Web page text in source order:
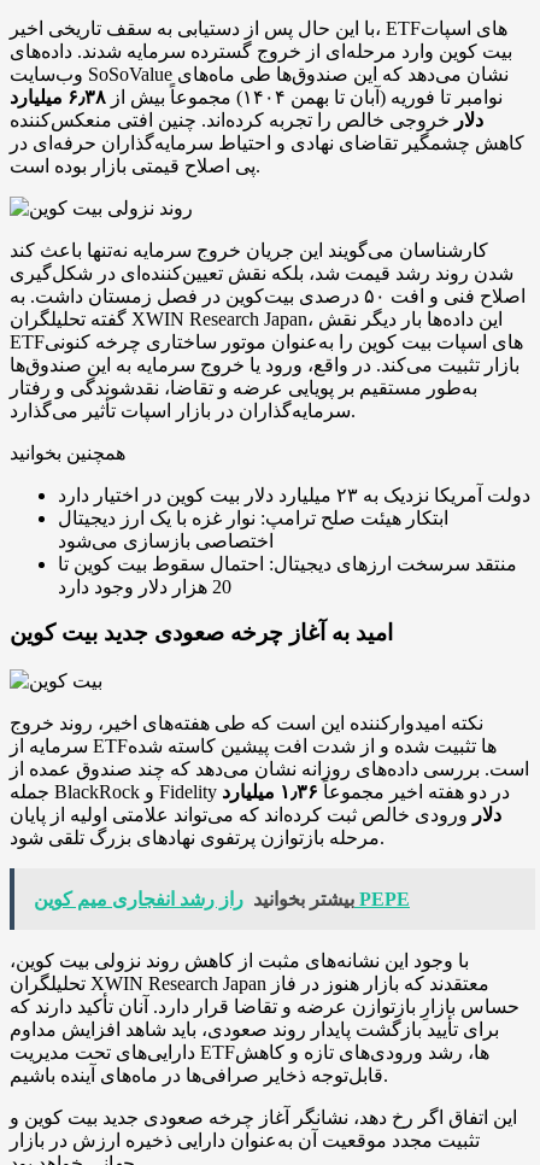
با این حال پس از دستیابی به سقف تاریخی اخیر، ETFهای اسپات
بیت‌ کوین وارد مرحله‌ای از خروج گسترده سرمایه شدند. داده‌های
وب‌سایت SoSoValue نشان می‌دهد که این صندوق‌ها طی ماه‌های
نوامبر تا فوریه (آبان تا بهمن ۱۴۰۴) مجموعاً بیش از
۶٫۳۸ میلیارد
دلار خروجی خالص را تجربه کرده‌اند. چنین افتی منعکس‌کننده
کاهش چشمگیر تقاضای نهادی و احتیاط سرمایه‌گذاران حرفه‌ای در
پی اصلاح قیمتی بازار بوده است.
کارشناسان می‌گویند این جریان خروج سرمایه نه‌تنها باعث کند
شدن روند رشد قیمت شد، بلکه نقش تعیین‌کننده‌ای در شکل‌گیری
اصلاح فنی و افت ۵۰ درصدی بیت‌کوین در فصل زمستان داشت. به
گفته تحلیلگران XWIN Research Japan، این داده‌ها بار دیگر نقش
ETFهای اسپات بیت‌ کوین را به‌عنوان موتور ساختاری چرخه کنونی
بازار تثبیت می‌کند. در واقع، ورود یا خروج سرمایه به این صندوق‌ها
به‌طور مستقیم بر پویایی عرضه و تقاضا، نقدشوندگی و رفتار
سرمایه‌گذاران در بازار اسپات تأثیر می‌گذارد.
همچنین بخوانید
دولت آمریکا نزدیک به ۲۳ میلیارد دلار بیت کوین در اختیار دارد
ابتکار هیئت صلح ترامپ: نوار غزه با یک ارز دیجیتال
اختصاصی بازسازی می‌شود
منتقد سرسخت ارزهای دیجیتال: احتمال سقوط بیت کوین تا
20 هزار دلار وجود دارد
امید به آغاز چرخه صعودی جدید بیت‌ کوین
نکته امیدوارکننده این است که طی هفته‌های اخیر، روند خروج
سرمایه از ETFها تثبیت شده و از شدت افت پیشین کاسته شده
است. بررسی داده‌های روزانه نشان می‌دهد که چند صندوق عمده از
جمله BlackRock و Fidelity در دو هفته اخیر مجموعاً
۱٫۳۶ میلیارد
دلار ورودی خالص ثبت کرده‌اند که می‌تواند علامتی اولیه از پایان
مرحله بازتوازن پرتفوی نهادهای بزرگ تلقی شود.
بیشتر بخوانید راز رشد انفجاری میم کوین PEPE
با وجود این نشانه‌های مثبت از کاهش روند نزولی بیت‌ کوین،
تحلیلگران XWIN Research Japan معتقدند که بازار هنوز در فاز
حساس بازارِ بازتوازن عرضه و تقاضا قرار دارد. آنان تأکید دارند که
برای تأیید بازگشت پایدار روند صعودی، باید شاهد افزایش مداوم
دارایی‌های تحت مدیریت ETFها، رشد ورودی‌های تازه و کاهش
قابل‌توجه ذخایر صرافی‌ها در ماه‌های آینده باشیم.
این اتفاق اگر رخ دهد، نشانگر آغاز چرخه صعودی جدید بیت‌ کوین و
تثبیت مجدد موقعیت آن به‌عنوان دارایی ذخیره ارزش در بازار